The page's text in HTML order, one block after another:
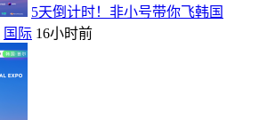
5天倒计时！非小号带你飞韩国
国际 16小时前